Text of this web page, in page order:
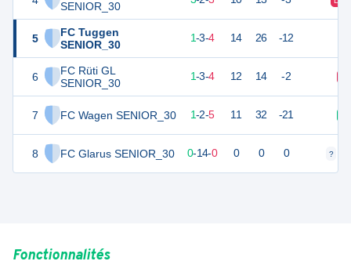
SENIOR_30
5
FC Tuggen
SENIOR_30
6
FC Rüti GL
SENIOR_30
7 FC Wagen SENIOR_30
8 FC Glarus SENIOR_30
1-3-4 14 26 -12
1-3-4 12 14 -2
3 8 1-2-5 11 32 -21
0 0 0-14-0 0 0 0 ?
Fonctionnalités